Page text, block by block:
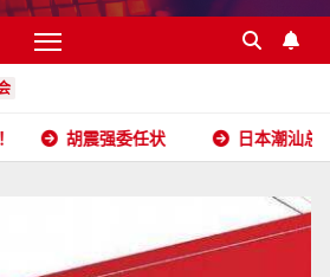
状 日本潮汕总商会开放申请